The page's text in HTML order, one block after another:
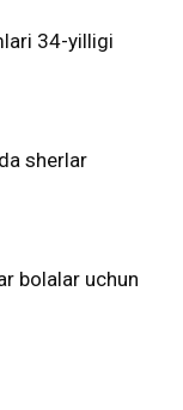
34-yilligi
sherlar
bolalar uchun